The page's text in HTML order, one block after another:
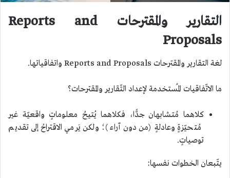
التقارير والمقترحات Reports and
Proposals
لغة التقارير والمقترحات Reports and Proposals واتفاقياتها.
ما الاتّفاقيات المُستخدمة لإعداد التّقارير والمقترحات؟
كلاهما مُتـشابهان جدًّا، فكلاهما يُتيحُ معلوماتٍ واقعيّة غير
مُتحيّزةٍ وعادلةٍ (من دون آراء)؛ ولكن يَرمي الاقتراحُ إلى تقديم
توصياتٍ.
يتّبعان الخطوات نفسها: